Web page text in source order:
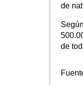
de
de